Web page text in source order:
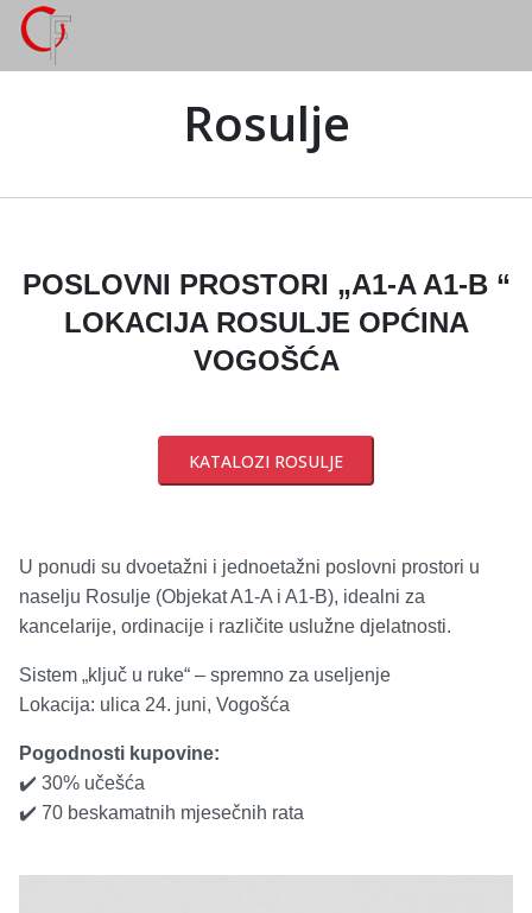
Rosulje
POSLOVNI PROSTORI „A1-A A1-B “
LOKACIJA ROSULJE OPĆINA
VOGOŠĆA
KATALOZI ROSULJE
U ponudi su dvoetažni i jednoetažni poslovni prostori u
naselju Rosulje (Objekat A1-A i A1-B), idealni za
kancelarije, ordinacije i različite uslužne djelatnosti.
Sistem „ključ u ruke“ – spremno za useljenje
Lokacija: ulica 24. juni, Vogošća
Pogodnosti kupovine:
✔️ 30% učešća
✔️ 70 beskamatnih mjesečnih rata